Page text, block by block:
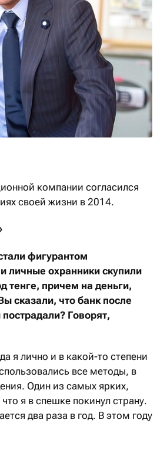
компании согласился
своей жизни в 2014.
фигурантом
личные охранники скупили
тенге, причем на деньги,
сказали, что банк после
Говорят,
я лично и в какой-то степени
все методы, в
Один из самых ярких,
я в спешке покинул страну.
два раза в год. В этом году